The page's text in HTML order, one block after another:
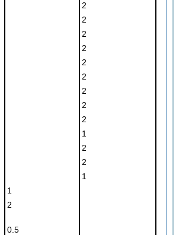
2
2
2
2
2
2
2
2
2
1
2
2
1
1
2
0.5